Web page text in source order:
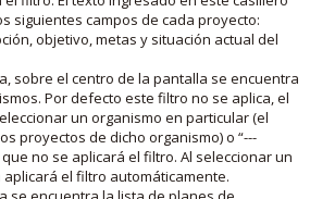
siguientes campos de cada proyecto:
objetivo, metas y situación actual del
sobre el centro de la pantalla se encuentra
Por defecto este filtro no se aplica, el
un organismo en particular (el
proyectos de dicho organismo) o “---
que no se aplicará el filtro. Al seleccionar un
el filtro automáticamente.